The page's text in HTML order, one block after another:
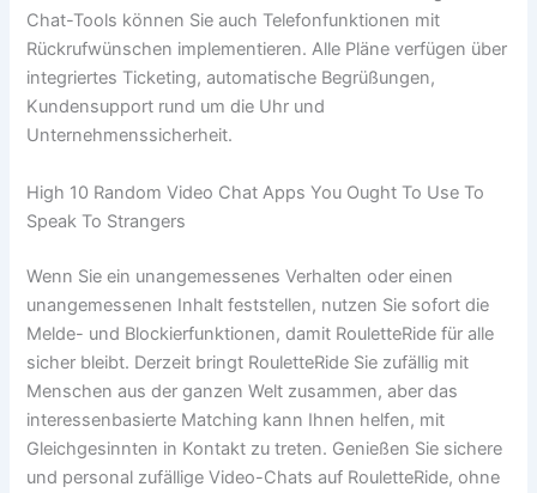
Chat-Tools können Sie auch Telefonfunktionen mit
Rückrufwünschen implementieren. Alle Pläne verfügen über
integriertes Ticketing, automatische Begrüßungen,
Kundensupport rund um die Uhr und
Unternehmenssicherheit.
High 10 Random Video Chat Apps You Ought To Use To
Speak To Strangers
Wenn Sie ein unangemessenes Verhalten oder einen
unangemessenen Inhalt feststellen, nutzen Sie sofort die
Melde- und Blockierfunktionen, damit RouletteRide für alle
sicher bleibt. Derzeit bringt RouletteRide Sie zufällig mit
Menschen aus der ganzen Welt zusammen, aber das
interessenbasierte Matching kann Ihnen helfen, mit
Gleichgesinnten in Kontakt zu treten. Genießen Sie sichere
und personal zufällige Video-Chats auf RouletteRide, ohne